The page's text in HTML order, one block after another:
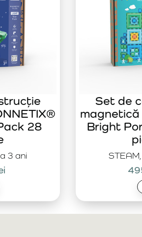
3 ani
28
Set de
magnetică
Bright